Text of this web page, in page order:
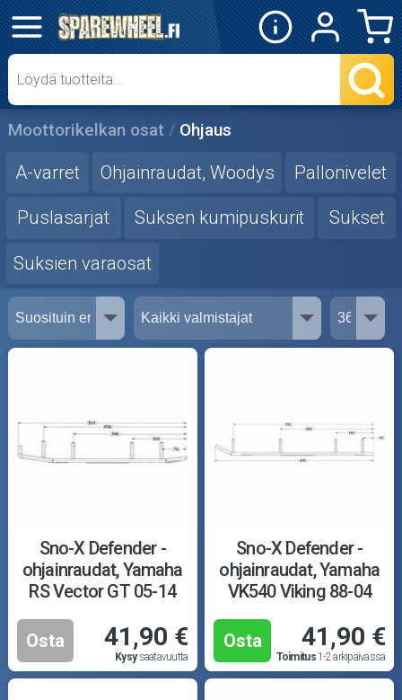
✕
Mopon osat
Skootterin osat
Crossipyörän osat
Moottoripyörän osat
Moottorikelkan osat
Mopoauton osat
Mönkijän osat
Ajovarusteet
Renkaat ja vanteet
Öljyt ja kemikaalit
Työkalut
Outlet-tuotteet
Moottorikelkan osat Ohjaus
A-varret Ohjainraudat, Woodys Pallonivelet
Puslasarjat Suksen kumipuskurit Sukset
Suksien varaosat
Sno-X Defender -
ohjainraudat, Yamaha
RS Vector GT 05-14
Osta 41,90 €
Kysysaatavuutta
Sno-X Defender -
ohjainraudat, Yamaha
VK540 Viking 88-04
Osta 41,90 €
Toimitus1-2 arkipäivässä